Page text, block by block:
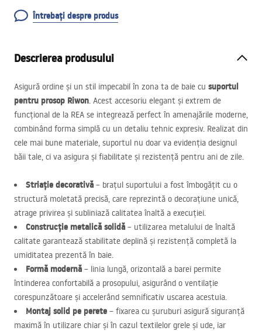
Întrebați despre produs
Descrierea produsului
Asigură ordine și un stil impecabil în zona ta de baie cu suportul
pentru prosop Riwon. Acest accesoriu elegant și extrem de
funcțional de la REA se integrează perfect în amenajările moderne,
combinând forma simplă cu un detaliu tehnic expresiv. Realizat din
cele mai bune materiale, suportul nu doar va evidenția designul
băii tale, ci va asigura și fiabilitate și rezistență pentru ani de zile.
Striație decorativă – brațul suportului a fost îmbogățit cu o
structură moletată precisă, care reprezintă o decorațiune unică,
atrage privirea și subliniază calitatea înaltă a execuției.
Construcție metalică solidă – utilizarea metalului de înaltă
calitate garantează stabilitate deplină și rezistență completă la
umiditatea prezentă în baie.
Formă modernă – linia lungă, orizontală a barei permite
întinderea confortabilă a prosopului, asigurând o ventilație
corespunzătoare și accelerând semnificativ uscarea acestuia.
Montaj solid pe perete – fixarea cu șuruburi asigură siguranță
maximă în utilizare chiar și în cazul textilelor grele și ude, iar